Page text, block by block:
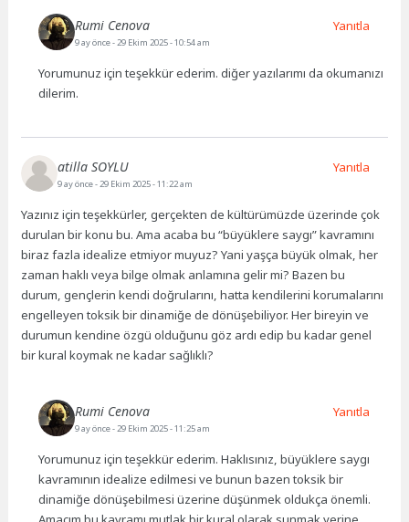
Rumi Cenova
9 ay önce- 29 Ekim 2025 - 10:54 am
Yorumunuz için teşekkür ederim. diğer yazılarımı da okumanızı
dilerim.
Yanıtla
atilla SOYLU
9 ay önce- 29 Ekim 2025 - 11:22 am
Yazınız için teşekkürler, gerçekten de kültürümüzde üzerinde çok
durulan bir konu bu. Ama acaba bu “büyüklere saygı” kavramını
biraz fazla idealize etmiyor muyuz? Yani yaşça büyük olmak, her
zaman haklı veya bilge olmak anlamına gelir mi? Bazen bu
durum, gençlerin kendi doğrularını, hatta kendilerini korumalarını
engelleyen toksik bir dinamiğe de dönüşebiliyor. Her bireyin ve
durumun kendine özgü olduğunu göz ardı edip bu kadar genel
bir kural koymak ne kadar sağlıklı?
Yanıtla
Rumi Cenova
9 ay önce- 29 Ekim 2025 - 11:25 am
Yorumunuz için teşekkür ederim. Haklısınız, büyüklere saygı
kavramının idealize edilmesi ve bunun bazen toksik bir
dinamiğe dönüşebilmesi üzerine düşünmek oldukça önemli.
Yanıtla